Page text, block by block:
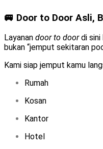
🚐 Door to Door Asli,
Layanan door to doordi sini
bukan “jemput sekitaran
Kami siap jemput kamu
Rumah
Kosan
Kantor
Hotel